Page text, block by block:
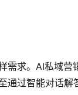
需求。AI私域
通过智能对话